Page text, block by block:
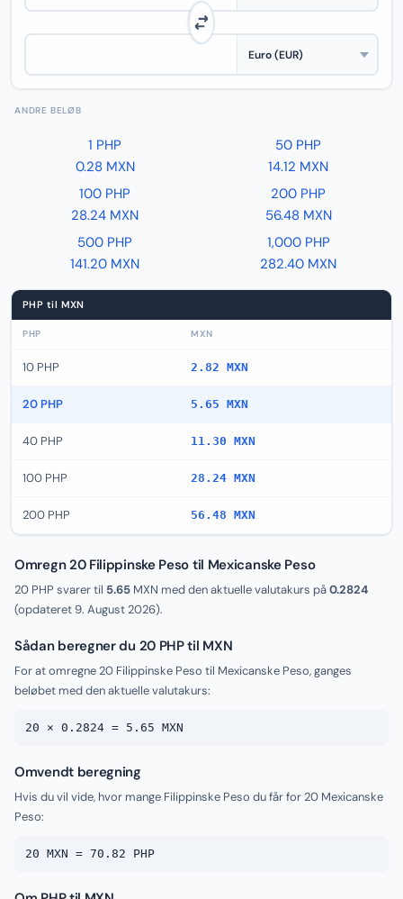
ANDRE BELØB
1 PHP
0.28 MXN
50 PHP
14.12 MXN
100 PHP
28.24 MXN
200 PHP
56.48 MXN
500 PHP
141.20 MXN
1,000 PHP
282.40 MXN
PHP til MXN
PHP MXN
10 PHP 2.82 MXN
20 PHP 5.65 MXN
40 PHP 11.30 MXN
100 PHP 28.24 MXN
200 PHP 56.48 MXN
Omregn 20 Filippinske Peso til Mexicanske Peso
20 PHP svarer til 5.65 MXN med den aktuelle valutakurs på0.2824
(opdateret9. August 2026).
Sådan beregner du 20 PHP til MXN
For at omregne 20 Filippinske Peso til Mexicanske Peso, ganges
beløbet med den aktuelle valutakurs:
20 × 0.2824 = 5.65 MXN
Omvendt beregning
Hvis du vil vide, hvor mange Filippinske Peso du får for 20 Mexicanske
Peso:
20 MXN = 70.82 PHP